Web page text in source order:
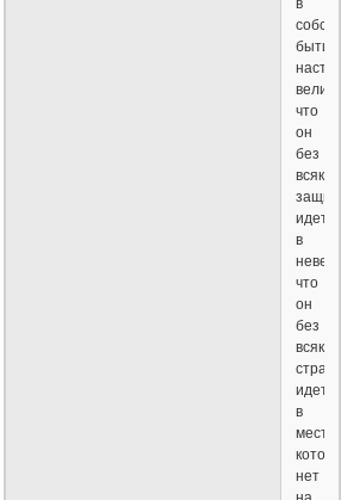
в
бытие
что
он
без
всякой
идет
в
что
он
без
страха
идет
в
места,
нет